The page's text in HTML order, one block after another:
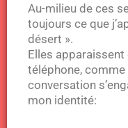
Au-milieu de ces
toujours ce que
désert ».
Elles
téléphone,
conversation
mon identité: